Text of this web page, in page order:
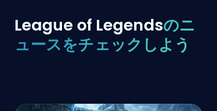
League of Legendsのニ
ュースをチェックしよう